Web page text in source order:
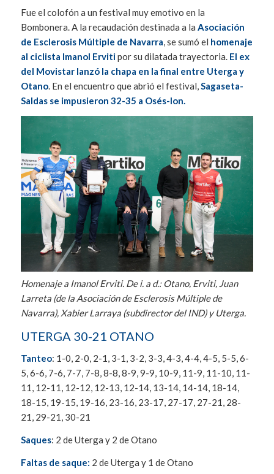
Fue el colofón a un festival muy emotivo en la
Bombonera. A la recaudación destinada a la Asociación
de Esclerosis Múltiple de Navarra, se sumó el homenaje
al ciclista Imanol Ervitipor su dilatada trayectoria. El ex
del Movistar lanzó la chapa en la final entre Uterga y
Otano. En el encuentro que abrió el festival,Sagaseta-
Saldas se impusieron 32-35 a Osés-Ion.
Homenaje a Imanol Erviti. De i. a d.: Otano, Erviti, Juan
Larreta (de la Asociación de Esclerosis Múltiple de
Navarra), Xabier Larraya (subdirector del IND) y Uterga.
UTERGA 30-21 OTANO
Tanteo: 1-0, 2-0, 2-1, 3-1, 3-2, 3-3, 4-3, 4-4, 4-5, 5-5, 6-
5, 6-6, 7-6, 7-7, 7-8, 8-8, 8-9, 9-9, 10-9, 11-9, 11-10, 11-
11, 12-11, 12-12, 12-13, 12-14, 13-14, 14-14, 18-14,
18-15, 19-15, 19-16, 23-16, 23-17, 27-17, 27-21, 28-
21, 29-21, 30-21
Saques: 2 de Uterga y 2 de Otano
Faltas de saque: 2 de Uterga y 1 de Otano